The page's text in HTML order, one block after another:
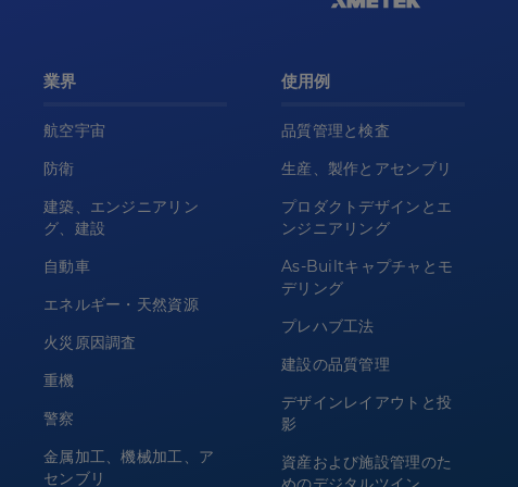
業界
航空宇宙
防衛
建築、エンジニアリン
グ、建設
自動車
エネルギー・天然資源
火災原因調査
重機
警察
金属加工、機械加工、ア
センブリ
使用例
品質管理と検査
生産、製作とアセンブリ
プロダクトデザインとエ
ンジニアリング
As-Builtキャプチャとモ
デリング
プレハブ工法
建設の品質管理
デザインレイアウトと投
影
資産および施設管理のた